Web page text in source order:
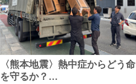
〈熊本地震〉熱中症からどう命
を守るか？…